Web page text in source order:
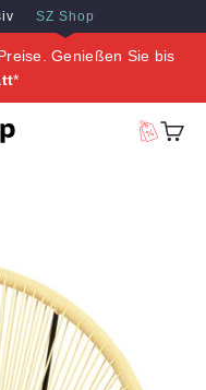
SZ Shop
Genießen Sie bis
*